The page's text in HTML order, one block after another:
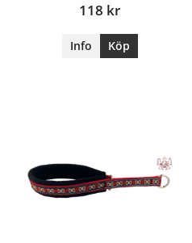
118 kr
Info Köp